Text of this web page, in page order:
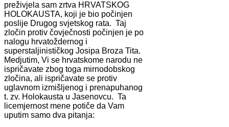
preživjela sam zrtva HRVATSKOG
HOLOKAUSTA, koji je bio počinjen
poslije Drugog svjetskog rata. Taj
zločin protiv čovječnosti počinjen je po
nalogu hrvatoždernog i
superstaljinističkog Josipa Broza Tita.
Medjutim, Vi se hrvatskome narodu ne
ispričavate zbog toga mirnodobskog
zločina, ali ispričavate se protiv
uglavnom izmišljenog i prenapuhanog
t. zv. Holokausta u Jasenovcu. Ta
licemjernost mene potiče da Vam
uputim samo dva pitanja: